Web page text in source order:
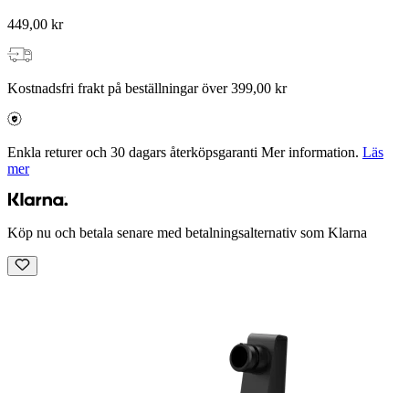
449,00 kr
Kostnadsfri frakt på beställningar över 399,00 kr
Enkla returer och 30 dagars återköpsgaranti Mer information. Läs
mer
Köp nu och betala senare med betalningsalternativ som Klarna